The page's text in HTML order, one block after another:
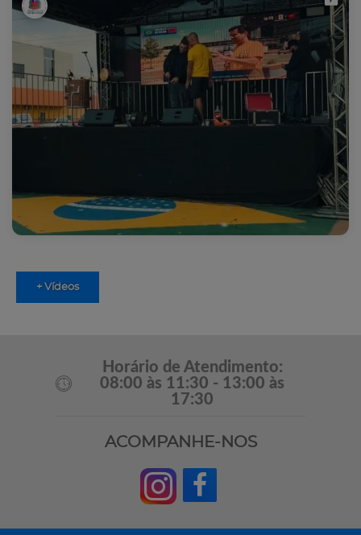
+ Vídeos
Horário de Atendimento:
08:00 às 11:30 - 13:00 às
17:30
ACOMPANHE-NOS